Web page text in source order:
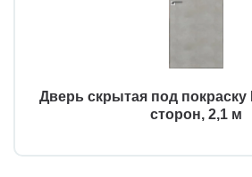
Дверь скрытая под покраску
сторон, 2,1 м